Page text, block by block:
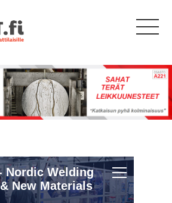
Nordic Welding
New Materials